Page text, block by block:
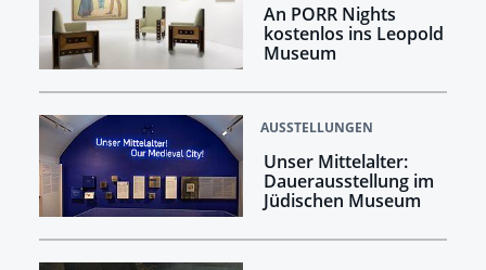
An PORR Nights
kostenlos ins Leopold
Museum
AUSSTELLUNGEN
Unser Mittelalter:
Dauerausstellung im
Jüdischen Museum